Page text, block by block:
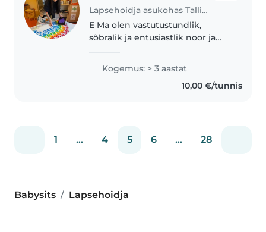
Lapsehoidja asukohas Tallinn
E Ma olen vastutustundlik,
sõbralik ja entusiastlik noor ja
kõrgharidust. Ma on 3 aastat
kogemust lasteaias assistendi,
Kogemus: > 3 aastat
10,00 €/tunnis
1 ... 4 5 6 ... 28
Babysits Lapsehoidja